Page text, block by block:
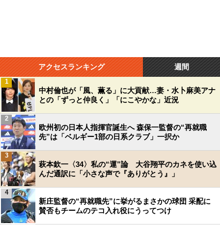
アクセスランキング 週間
中村倫也が「風、薫る」に大貢献…妻・水卜麻美アナ
との「ずっと仲良く」「にこやかな」近況
1
欧州初の日本人指揮官誕生へ 森保一監督の“再就職
先”は「ベルギー1部の日系クラブ」一択か
2
萩本欽一〈34〉私の“運”論 大谷翔平のカネを使い込
んだ通訳に「小さな声で『ありがとう』」
3
新庄監督の“再就職先”に挙がるまさかの球団 采配に
賛否もチームのテコ入れ役にうってつけ
4